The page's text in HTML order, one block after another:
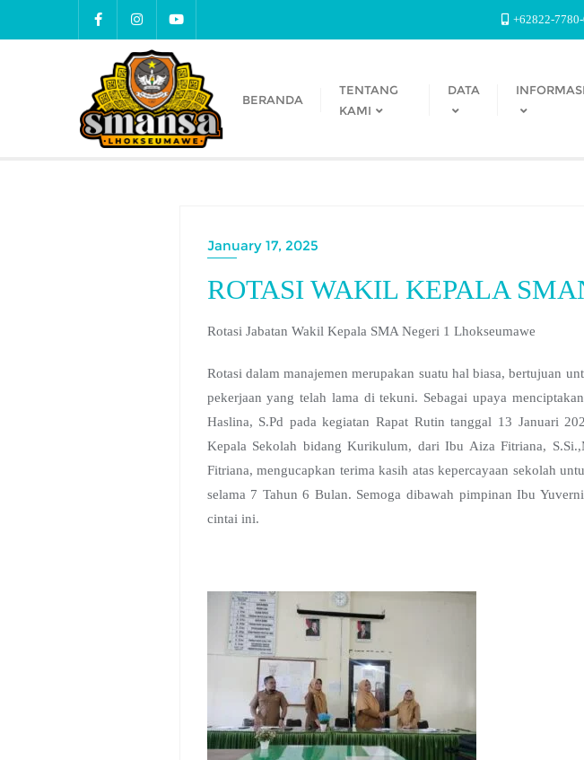
+62822-
BERANDA
TENTANG
KAMI
DATA INFORMASI
January 17, 2025
ROTASI WAKIL KEPALA
Rotasi Jabatan Wakil Kepala SMA Negeri 1 Lhokseumawe
Rotasi dalam manajemen merupakan suatu hal biasa, bertujuan
pekerjaan yang telah lama di tekuni. Sebagai upaya
Haslina, S.Pd pada kegiatan Rapat Rutin tanggal 13 Januari
Kepala Sekolah bidang Kurikulum, dari Ibu Aiza Fitriana,
Fitriana, mengucapkan terima kasih atas kepercayaan sekolah
selama 7 Tahun 6 Bulan. Semoga dibawah pimpinan Ibu
cintai ini.